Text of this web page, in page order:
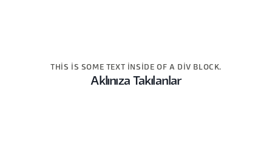
THIS IS SOME TEXT INSIDE OF A DIV BLOCK.
Aklınıza Takılanlar